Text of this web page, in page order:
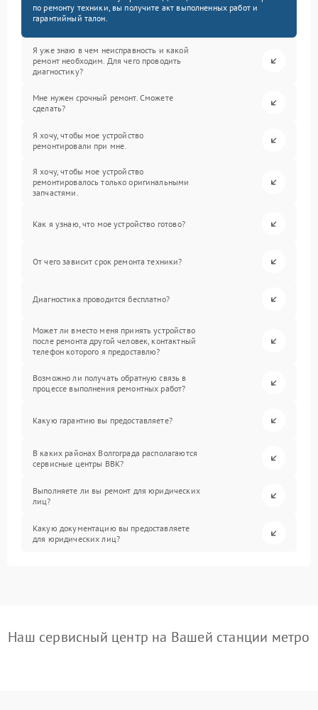
по ремонту техники, вы получите акт выполненных работ и
гарантийный талон.
Я уже знаю в чем неисправность и какой
ремонт необходим. Для чего проводить
диагностику?
Мне нужен срочный ремонт. Сможете
сделать?
Я хочу, чтобы мое устройство
ремонтировали при мне.
Я хочу, чтобы мое устройство
ремонтировалось только оригинальными
запчастями.
Как я узнаю, что мое устройство готово?
От чего зависит срок ремонта техники?
Диагностика проводится бесплатно?
Может ли вместо меня принять устройство
после ремонта другой человек, контактный
телефон которого я предоставлю?
Возможно ли получать обратную связь в
процессе выполнения ремонтных работ?
Какую гарантию вы предоставляете?
В каких районах Волгограда располагаются
сервисные центры BBK?
Выполняете ли вы ремонт для юридических
лиц?
Какую документацию вы предоставляете
для юридических лиц?
Наш сервисный центр на Вашей станции метро